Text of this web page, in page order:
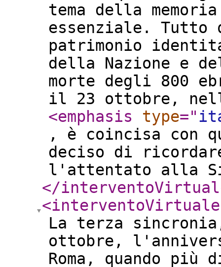
tema della
essenziale. Tutto
patrimonio
della Nazione e
morte degli 800
il 23 ottobre,
<emphasis
type="
, è coincisa con
deciso di
l'attentato alla
</
<interventoVirtuale
La terza
ottobre,
Roma, quando